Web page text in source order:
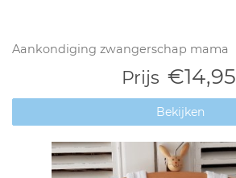
Aankondiging zwangerschap mama
Prijs €14,95
Bekijken